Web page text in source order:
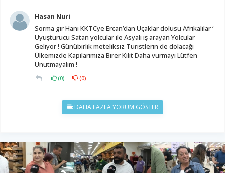
Hasan Nuri
Sorma gir Hanı KKTCye Ercan’dan Uçaklar dolusu Afrikalılar ‘
Uyuşturucu Satan yolcular ile Asyalı iş arayan Yolcular
Geliyor ! Günübirlik meteliksiz Turistlerin de dolacağı
Ülkemizde Kapılarımıza Birer Kilit Daha vurmayı Lütfen
Unutmayalım !
(0) (0)
DAHA FAZLA YORUM GÖSTER